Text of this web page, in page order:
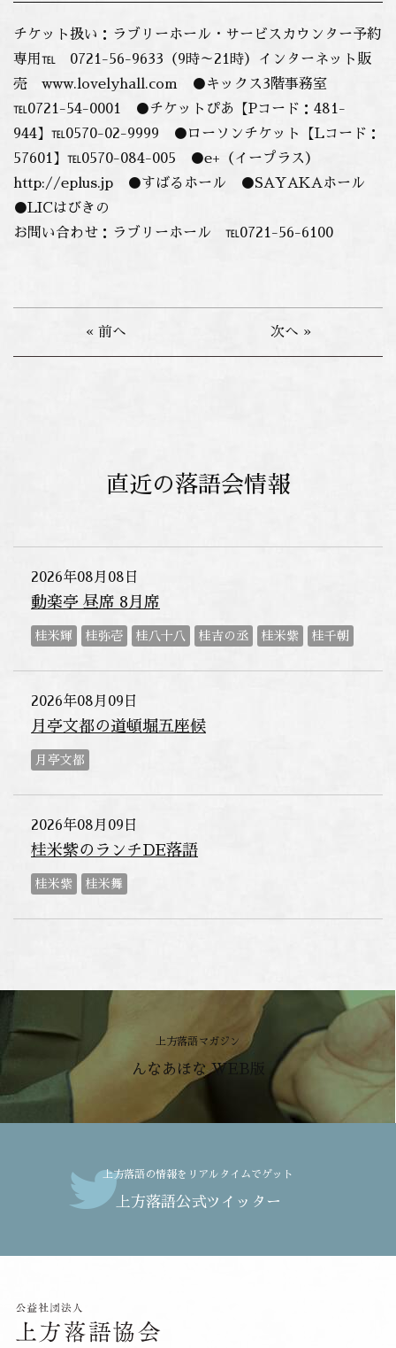
チケット扱い：ラブリーホール・サービスカウンター予約
専用℡ 0721-56-9633（9時～21時）インターネット販
売 www.lovelyhall.com ●キックス3階事務室
℡0721-54-0001 ●チケットぴあ【Pコード：481-
944】℡0570-02-9999 ●ローソンチケット【Lコード：
57601】℡0570-084-005 ●e+（イープラス）
http://eplus.jp ●すばるホール ●SAYAKAホール
●LICはびきの
お問い合わせ：ラブリーホール ℡0721-56-6100
« 前へ 次へ »
直近の落語会情報
2026年08月08日
動楽亭 昼席 8月席
桂米輝 桂弥壱 桂八十八 桂吉の丞 桂米紫 桂千朝
2026年08月09日
月亭文都の道頓堀五座候
月亭文都
2026年08月09日
桂米紫のランチDE落語
桂米紫 桂米舞
上方落語マガジン
んなあほな WEB版
上方落語の情報をリアルタイムでゲット
上方落語公式ツイッター